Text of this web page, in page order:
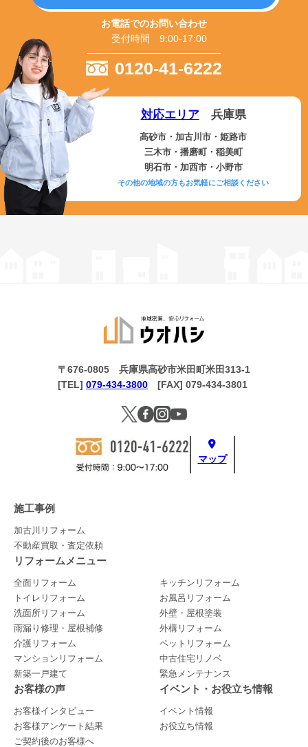
お電話でのお問い合わせ
受付時間 9:00-17:00
0120-41-6222
対応エリア兵庫県
高砂市・加古川市・姫路市
三木市・播磨町・稲美町
明石市・加西市・小野市
その他の地域の方もお気軽にご相談ください
マップ
〒676-0805 兵庫県高砂市米田町米田313-1
[TEL] 079-434-3800 [FAX] 079-434-3801
施工事例
加古川リフォーム
不動産買取・査定依頼
リフォームメニュー
全面リフォーム
キッチンリフォーム
トイレリフォーム
お風呂リフォーム
洗面所リフォーム
外壁・屋根塗装
雨漏り修理・屋根補修
外構リフォーム
介護リフォーム
ペットリフォーム
マンションリフォーム
中古住宅リノベ
新築一戸建て
緊急メンテナンス
お客様の声
お客様インタビュー
お客様アンケート結果
ご契約後のお客様へ
イベント・お役立ち情報
イベント情報
お役立ち情報